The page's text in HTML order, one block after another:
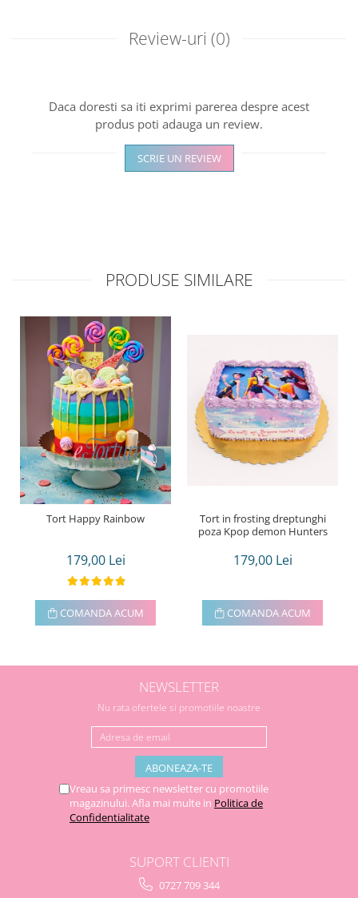
Review-uri (0)
Daca doresti sa iti exprimi parerea despre acest
produs poti adauga un review.
SCRIE UN REVIEW
PRODUSE SIMILARE
Tort Happy Rainbow
179,00 Lei
COMANDA ACUM
Tort in frosting dreptunghi
poza Kpop demon Hunters
179,00 Lei
COMANDA ACUM
NEWSLETTER
Nu rata ofertele si promotiile noastre
Vreau sa primesc newsletter cu promotiile
magazinului. Afla mai multe in Politica de
Confidentialitate
SUPORT CLIENTI
0727 709 344